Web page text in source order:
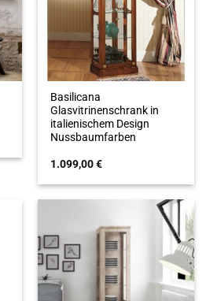
Basilicana
Glasvitrinenschrank in
italienischem Design
Nussbaumfarben
1.099,00€